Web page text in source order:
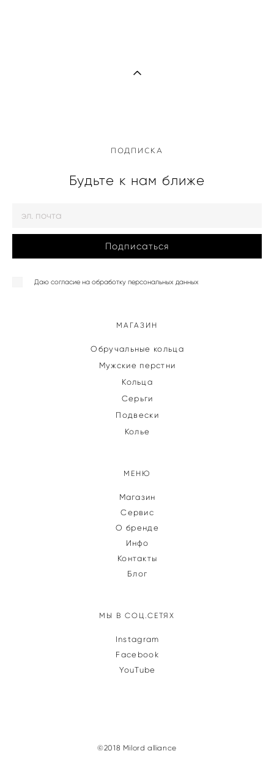
ПОДПИСКА
Будьте к нам ближе
Подписаться
Даю согласие на обработку персональных данных
МАГАЗИН
Обручальные кольца
Мужские перстни
Кольца
Серьги
Подвески
Колье
МЕНЮ
Магазин
Сервис
О бренде
Инфо
Контакты
Блог
МЫ В СОЦ.СЕТЯХ
Instagram
Facebook
YouTube
©2018 Milord alliance